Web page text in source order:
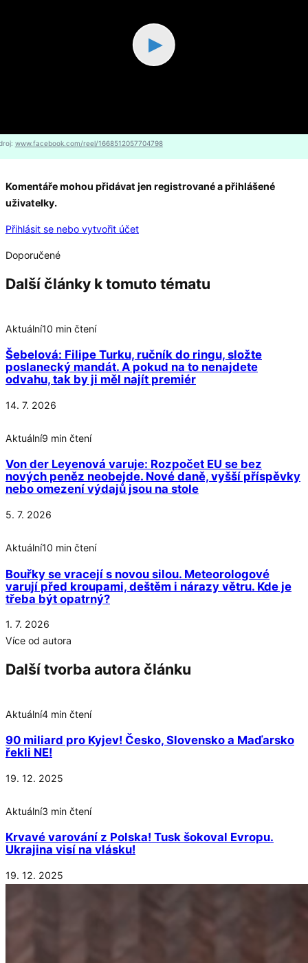
▶
www.facebook.com/reel/1668512057704798
Komentáře mohou přidávat jen registrované a přihlášené
uživatelky.
Přihlásit se nebo vytvořit účet
Doporučené
Další články k tomuto tématu
Aktuální10 min čtení
Šebelová: Filipe Turku, ručník do ringu, složte
poslanecký mandát. A pokud na to nenajdete
odvahu, tak by ji měl najít premiér
14. 7. 2026
Aktuální9 min čtení
Von der Leyenová varuje: Rozpočet EU se bez
nových peněz neobejde. Nové daně, vyšší příspěvky
nebo omezení výdajů jsou na stole
5. 7. 2026
Aktuální10 min čtení
Bouřky se vracejí s novou silou. Meteorologové
varují před kroupami, deštěm i nárazy větru. Kde je
třeba být opatrný?
1. 7. 2026
Více od autora
Další tvorba autora článku
Aktuální4 min čtení
90 miliard pro Kyjev! Česko, Slovensko a Maďarsko
řekli NE!
19. 12. 2025
Aktuální3 min čtení
Krvavé varování z Polska! Tusk šokoval Evropu.
Ukrajina visí na vlásku!
19. 12. 2025